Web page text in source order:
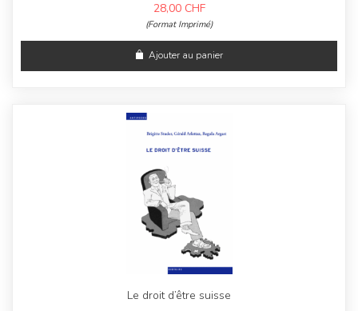
28,00 CHF
(Format Imprimé)
Ajouter au panier
Le droit d’être suisse